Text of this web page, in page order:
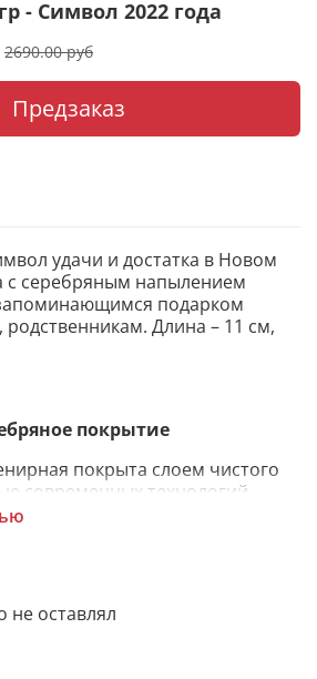
- Символ 2022 года
2690.00 руб
Предзаказ
удачи и достатка в Новом
с серебряным напылением
подарком
родственникам. Длина – 11 см,
покрытие
покрыта слоем чистого
современных технологий
рельефность и
алюминия, а верхний - из
не оставлял